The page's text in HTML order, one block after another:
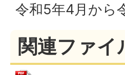
令和5年4月から
関連ファイ